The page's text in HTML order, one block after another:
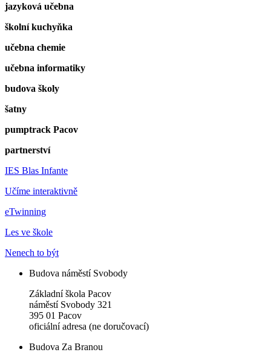
jazyková učebna
školní kuchyňka
učebna chemie
učebna informatiky
budova školy
šatny
pumptrack Pacov
partnerství
IES Blas Infante
Učíme interaktivně
eTwinning
Les ve škole
Nenech to být
Budova náměstí Svobody
Základní škola Pacov
náměstí Svobody 321
395 01 Pacov
oficiální adresa (ne doručovací)
Budova Za Branou